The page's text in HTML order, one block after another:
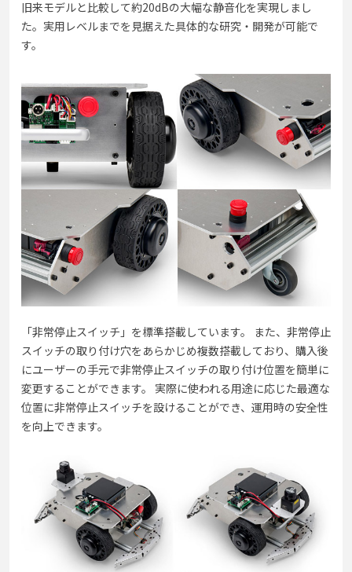
旧来モデルと比較して約20dBの大幅な静音化を実現しまし
た。実用レベルまでを見据えた具体的な研究・開発が可能で
す。
「非常停止スイッチ」を標準搭載しています。 また、非常停止
スイッチの取り付け穴をあらかじめ複数搭載しており、購入後
にユーザーの手元で非常停止スイッチの取り付け位置を簡単に
変更することができます。 実際に使われる用途に応じた最適な
位置に非常停止スイッチを設けることができ、運用時の安全性
を向上できます。